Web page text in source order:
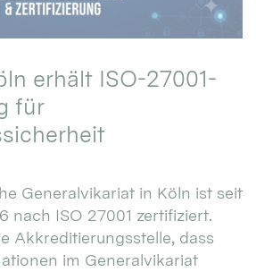
erhält ISO-27001-
für
Generalvikariat in Köln ist seit
nach ISO 27001 zertifiziert.
Akkreditierungsstelle, dass
im Generalvikariat